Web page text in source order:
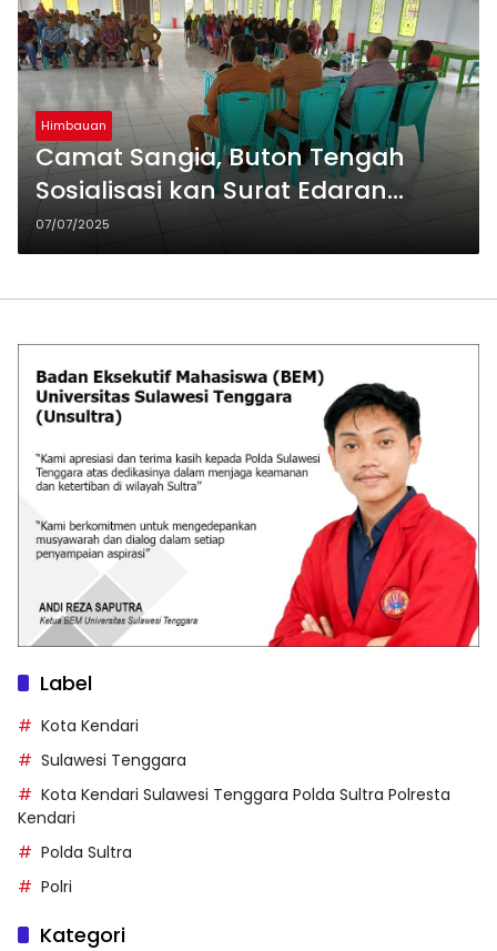
Himbauan
Camat Sangia, Buton Tengah
Sosialisasi kan Surat Edaran
Bupati Buton Tengah
07/07/2025
Label
Kota Kendari
Sulawesi Tenggara
Kota Kendari Sulawesi Tenggara Polda Sultra Polresta
Kendari
Polda Sultra
Polri
Kategori